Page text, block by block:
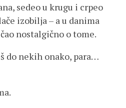
sedeo u krugu i crpeo
izobilja – a u danima
nostalgično o tome.
do nekih onako, para…